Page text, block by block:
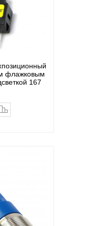
флажковым
167
закладки